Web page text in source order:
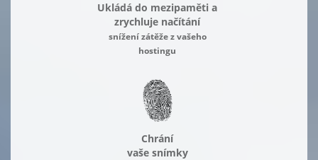
Ukládá do mezipaměti a
zrychluje načítání
snížení zátěže z vašeho
hostingu
Chrání
vaše snímky